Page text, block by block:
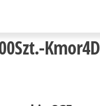
Kmor4D